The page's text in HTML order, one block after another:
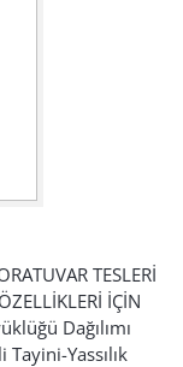
TESLERİ
İÇİN
Dağılımı
Yassılık